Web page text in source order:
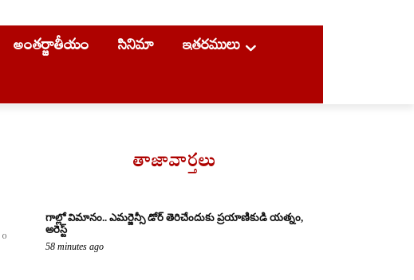
అంతర్జాతీయం సినిమా ఇతరములు
0
తాజావార్తలు
గాల్లో విమానం.. ఎమర్జెన్సీ డోర్ తెరిచేందుకు ప్రయాణికుడి యత్నం,
అరెస్ట్
58 minutes ago